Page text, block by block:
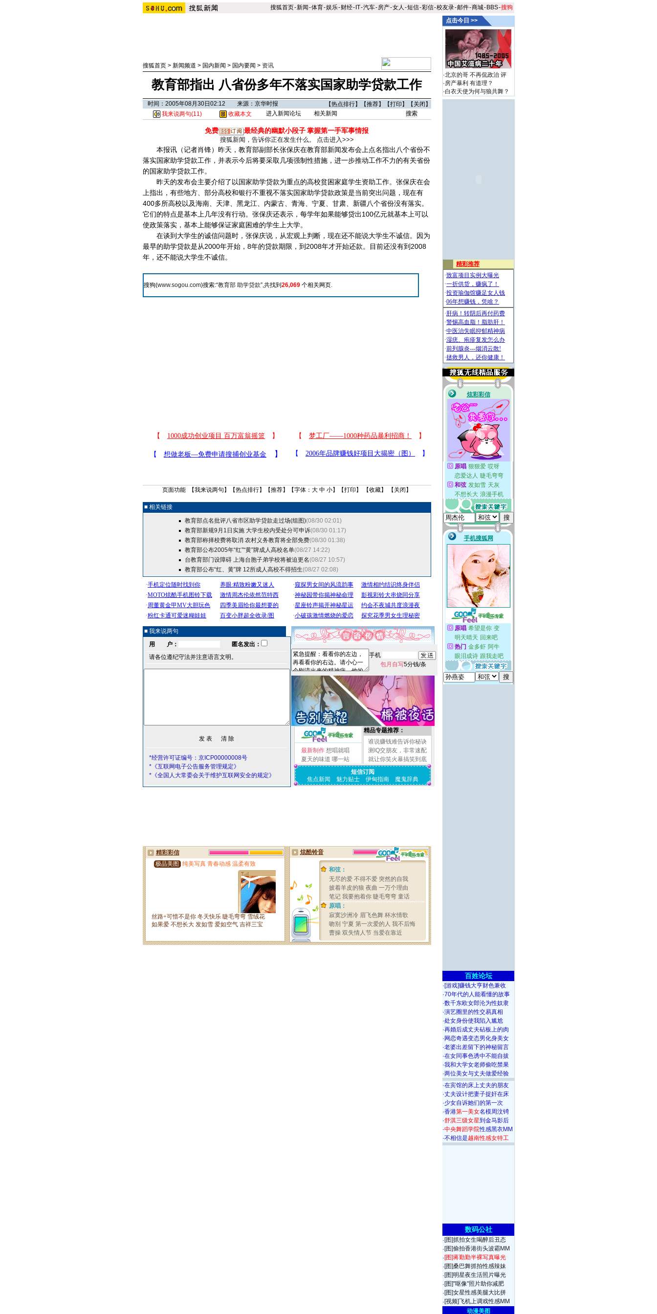
搜狐首页-新闻-体育-娱乐-财经- IT-汽车-房产-女人 -短信-彩信-校友录-邮件-商城- BBS-搜狗
搜狐首页> 新闻频道 > 国内新闻 > 国内要闻 > 资讯
教育部指出 八省份多年不落实国家助学贷款工作
时间：2005年08月30日02:12 来源：京华时报 【热点排行】【推荐】【打印 】【 关闭 】
我来说两句(11) 收藏本文 进入新闻论坛 相关新闻
免费 最经典的幽默小段子掌握第一手军事情报
搜狐新闻，告诉你正在发生什么。 点击进入>>>
本报讯（记者肖锋）昨天，教育部副部长张保庆在教育部新闻发布会上点名指出八个省份不
落实国家助学贷款工作，并表示今后将要采取几项强制性措施，进一步推动工作不力的有关省份
的国家助学贷款工作。
昨天的发布会主要介绍了以国家助学贷款为重点的高校贫困家庭学生资助工作。张保庆在会
上指出，有些地方、部分高校和银行不重视不落实国家助学贷款政策是当前突出问题，现在有
400多所高校以及海南、天津、黑龙江、内蒙古、青海、宁夏、甘肃、新疆八个省份没有落实。
它们的特点是基本上几年没有行动。张保庆还表示，每学年如果能够贷出100亿元就基本上可以
使政策落实，基本上能够保证家庭困难的学生上大学。
在谈到大学生的诚信问题时，张保庆说，从宏观上判断，现在还不能说大学生不诚信。因为
最早的助学贷款是从2000年开始，8年的贷款期限，到2008年才开始还款。目前还没有到2008
年，还不能说大学生不诚信。
搜狗(www.sogou.com)搜索:“教育部 助学贷款”,共找到 26,069 个相关网页.
页面功能 【我来说两句 】【热点排行】【推荐】【字体： 大 中 小】【打印 】 【收藏】 【 关闭 】
■ 相关链接
教育部点名批评八省市区助学贷款走过场(组图)(08/30 02:01)
教育部新规9月1日实施 大学生校内受处分可申诉(08/30 01:17)
教育部称择校费将取消 农村义务教育将全部免费(08/30 01:38)
教育部公布2005年“红”“黄”牌成人高校名单(08/27 14:22)
台教育部门设障碍 上海台胞子弟学校将被迫更名(08/27 10:57)
教育部公布“红、黄”牌 12所成人高校不得招生(08/27 02:08)
■ 我来说两句
用 户：
匿名发出：
请各位遵纪守法并注意语言文明。
*经营许可证编号：京ICP00000008号
*《互联网电子公告服务管理规定》
*《全国人大常委会关于维护互联网安全的规定》
手机
包月自写5分钱/条
最新制作 想唱就唱
夏天的味道 哪一站
精品专题推荐：
谁说赚钱难告诉你秘诀
测IQ交朋友，非常速配
就让你笑火暴搞笑到底
短信订阅
焦点新闻
魅力贴士 伊甸指南 魔鬼辞典
点击今日 >>
·北京的哥 不再侃政治 评
·房产暴利 有道理？
·白衣天使为何与狼共舞？
百姓论坛
· [游戏]赚钱大亨财色兼收
·70年代的人能看懂的故事
·数千东欧女郎沦为性奴隶
·演艺圈里的性交易真相
·处女身份使我陷入尴尬
·再婚后成丈夫砧板上的肉
· 网恋奇遇变态男化身美女
·老婆出差留下的神秘留言
·在女同事色诱中不能自拔
·我和大学女老师偷吃禁果
·两位美女与丈夫做爱经验
·在宾馆的床上丈夫的朋友
·丈夫设计把妻子捉奸在床
·少女自诉她们的第一次
·香港第一美女名模周汶锜
·舒淇三级女星到金马影后
·中央舞蹈学院性感黑衣MM
·不相信是越南性感女特工
数码公社
· [图]抓拍女生喝醉后丑态
· [图]偷拍香港街头波霸MM
·[图]蒋勤勤半裸写真曝光
· [图]桑巴舞抓拍性感辣妹
· [图]明星夜生活照片曝光
· [图]"呕像"照片助你减肥
· [图]女星性感美腿大比拼
· [视频]飞机上调戏性感MM
动漫美图